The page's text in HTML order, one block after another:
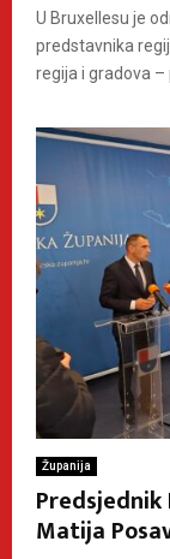
U Bruxellesu je
predstavnika
regija i gradova –
Županija
Matija